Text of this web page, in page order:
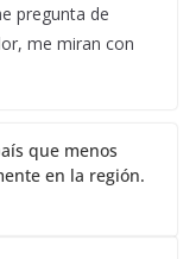
pregunta de
me miran con
que menos
en la región.